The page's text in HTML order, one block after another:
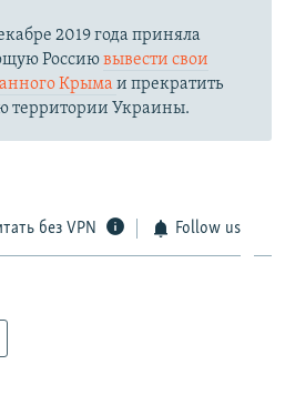
2019 года приняла
Россиювывести свои
Крыма и прекратить
территории Украины.
без VPN Follow us